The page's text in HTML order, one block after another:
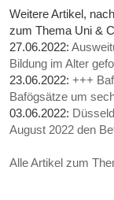
Weitere Artikel,
zum Thema Uni &
27.06.2022:
Bildung im Alter
23.06.2022:+++
Bafögsätze um
03.06.2022:
August 2022 den
Alle Artikel zum